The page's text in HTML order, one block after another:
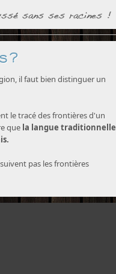
?
il faut bien distinguer un
le tracé des frontières d'un
que la langue traditionnelle
pas les frontières